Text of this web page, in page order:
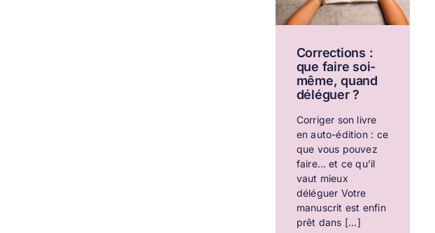
Corrections :
que faire soi-
même, quand
déléguer ?
Corriger son livre
en auto-édition : ce
que vous pouvez
faire… et ce qu’il
vaut mieux
déléguer Votre
manuscrit est enfin
prêt dans [...]